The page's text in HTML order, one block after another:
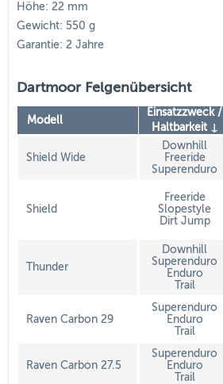
Höhe: 22 mm
Gewicht: 550 g
Garantie: 2 Jahre
Dartmoor Felgenübersicht
Modell
Einsatzzweck /
Haltbarkeit ↓
Shield Wide
Downhill
Freeride
Superenduro
Shield
Freeride
Slopestyle
Dirt Jump
Thunder
Downhill
Superenduro
Enduro
Trail
Raven Carbon 29
Superenduro
Enduro
Trail
Raven Carbon 27.5
Superenduro
Enduro
Trail